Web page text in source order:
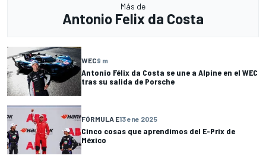
Más de
Antonio Felix da Costa
WEC9 m
Antonio Félix da Costa se une a Alpine en el WEC
tras su salida de Porsche
FÓRMULA E13 ene 2025
Cinco cosas que aprendimos del E-Prix de
México